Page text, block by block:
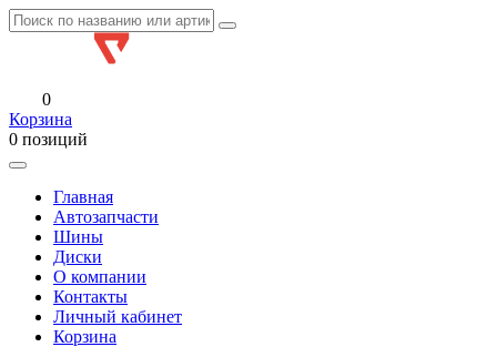
0
Корзина
0 позиций
Главная
Автозапчасти
Шины
Диски
О компании
Контакты
Личный кабинет
Корзина